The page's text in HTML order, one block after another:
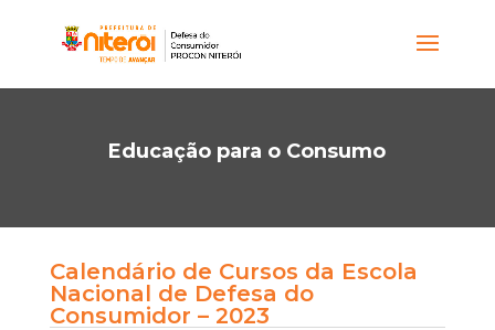
Educação para o Consumo
Calendário de Cursos da Escola
Nacional de Defesa do
Consumidor – 2023